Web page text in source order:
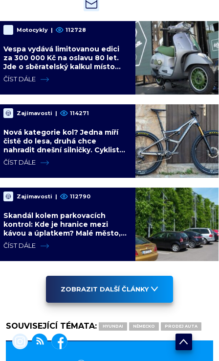
Motocykly | 112728
Vespa vydává limitovanou edici
za 300 000 Kč na oslavu 80 let.
Jde o sběratelský kalkul místo
jízdního upgradu
ČÍST DÁLE
Zajímavosti | 114271
Nová kategorie kol? Jedna míří
čistě do lesa, druhá chce
nahradit dnešní silničky. Cyklisté
mají rozporuplné názory
ČÍST DÁLE
Zajímavosti | 112790
Skandál kolem parkovacích
kontrol: Kde je hranice mezi
kávou a úplatkem? Malé město,
malá výhoda, velký problém
ČÍST DÁLE
ZOBRAZIT DALŠÍ ČLÁNKY
SOUVISEJÍCÍ TÉMATA: HYUNDAI NĚMECKO PRODEJ AUTA